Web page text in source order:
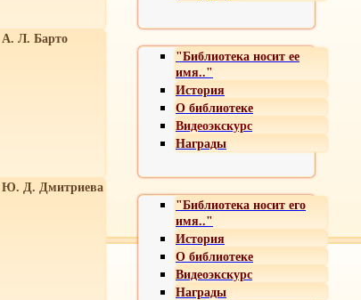
А. Л. Барто
"Библиотека носит ее
имя.."
История
О библиотеке
Видеоэкскурс
Награды
Ю. Д. Дмитриева
"Библиотека носит его
имя.."
История
О библиотеке
Видеоэкскурс
Награды